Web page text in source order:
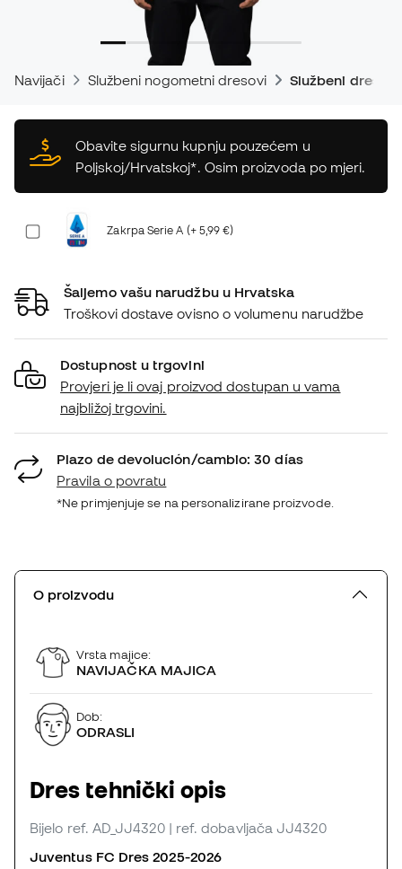
Navijači Službeni nogometni dresovi Službeni
Obavite sigurnu kupnju pouzećem u
Poljskoj/Hrvatskoj*. Osim proizvoda po mjeri.
Zakrpa Serie A (+ 5,99 €)
Šaljemo vašu narudžbu u Hrvatska
Troškovi dostave ovisno o volumenu narudžbe
Dostupnost u trgovini
Provjeri je li ovaj proizvod dostupan u vama
najbližoj trgovini.
Plazo de devolución/cambio: 30 días
Pravila o povratu
*Ne primjenjuje se na personalizirane proizvode.
O proizvodu
Vrsta majice:
NAVIJAČKA MAJICA
Dob:
ODRASLI
Dres tehnički opis
Bijelo ref. AD_JJ4320 | ref. dobavljača JJ4320
Juventus FC Dres 2025-2026